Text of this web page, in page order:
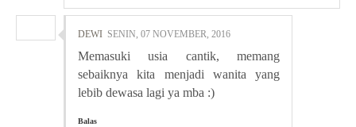
DEWI SENIN, 07 NOVEMBER, 2016
Memasuki usia cantik, memang
sebaiknya kita menjadi wanita yang
lebib dewasa lagi ya mba :)
Balas